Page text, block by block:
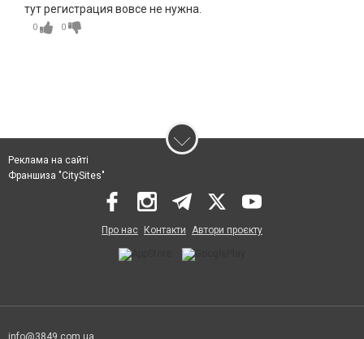
тут регистрация вовсе не нужна.
0 0
Реклама на сайті
Франшиза "CitySites"
Про нас Контакти Автори проєкту
info@3849.com.ua